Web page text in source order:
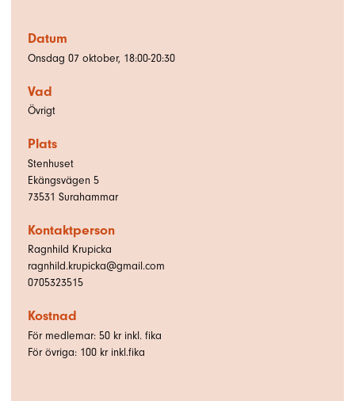
Datum
Onsdag 07 oktober, 18:00-20:30
Vad
Övrigt
Plats
Stenhuset
Ekängsvägen 5
73531 Surahammar
Kontaktperson
Ragnhild Krupicka
ragnhild.krupicka@gmail.com
0705323515
Kostnad
För medlemar: 50 kr inkl. fika
För övriga: 100 kr inkl.fika